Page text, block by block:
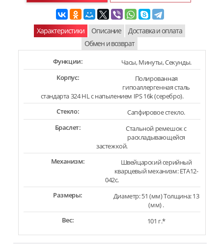
Характеристики Описание
Доставка и оплата
Обмен и возврат
Функции:
Часы, Минуты, Секунды.
Корпус:
Полированная
гипоаллергенная сталь
стандарта 324 HL с напылением IPS 16k (серебро).
Стекло:
Сапфировое стекло.
Браслет:
Стальной ремешок с
раскладывающейся
застежкой.
Механизм:
Швейцарский серийный
кварцевый механизм: ETA12-
042c.
Размеры:
Диаметр: 51 (мм) Толщина: 13
(мм) .
Вес:
101 г.*